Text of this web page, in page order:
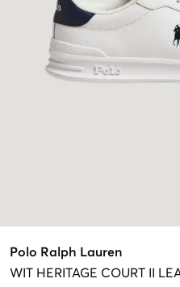
Polo Ralph Lauren
WIT HERITAGE COURT II